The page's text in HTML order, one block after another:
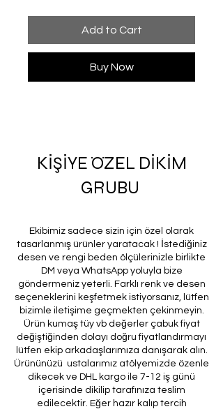
Add to Cart
Buy Now
KİŞİYE ÖZEL DİKİM
GRUBU
Ekibimiz sadece sizin için özel olarak
tasarlanmış ürünler yaratacak ! İstediğiniz
desen ve rengi beden ölçülerinizle birlikte
DM veya WhatsApp yoluyla bize
göndermeniz yeterli. Farklı renk ve desen
seçeneklerini keşfetmek istiyorsanız, lütfen
bizimle iletişime geçmekten çekinmeyin.
Ürün kumaş tüy vb değerler çabuk fiyat
değiştiğinden dolayı doğru fiyatlandırmayı
lütfen ekip arkadaşlarımıza danışarak alın.
Ürününüzü ustalarımız atölyemizde özenle
dikecek ve DHL kargo ile 7-12 iş günü
içerisinde dikilip tarafınıza teslim
edilecektir. Eğer hazır kalıp tercih